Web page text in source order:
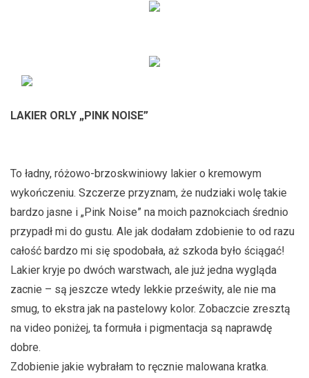
LAKIER ORLY „PINK NOISE”
To ładny, różowo-brzoskwiniowy lakier o kremowym
wykończeniu. Szczerze przyznam, że nudziaki wolę takie
bardzo jasne i „Pink Noise” na moich paznokciach średnio
przypadł mi do gustu. Ale jak dodałam zdobienie to od razu
całość bardzo mi się spodobała, aż szkoda było ściągać!
Lakier kryje po dwóch warstwach, ale już jedna wygląda
zacnie – są jeszcze wtedy lekkie prześwity, ale nie ma
smug, to ekstra jak na pastelowy kolor. Zobaczcie zresztą
na video poniżej, ta formuła i pigmentacja są naprawdę
dobre.
Zdobienie jakie wybrałam to ręcznie malowana kratka.